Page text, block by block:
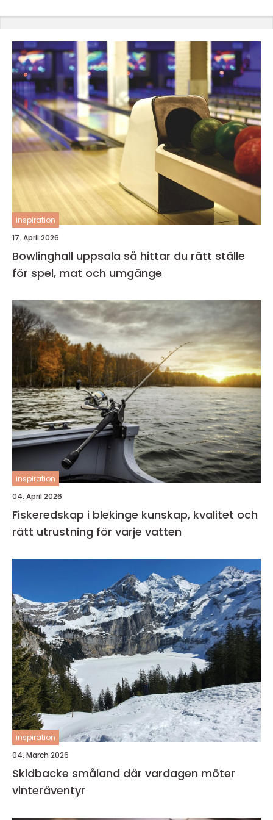
inspiration
17. April 2026
Bowlinghall uppsala så hittar du rätt ställe
för spel, mat och umgänge
inspiration
04. April 2026
Fiskeredskap i blekinge kunskap, kvalitet och
rätt utrustning för varje vatten
inspiration
04. March 2026
Skidbacke småland där vardagen möter
vinteräventyr